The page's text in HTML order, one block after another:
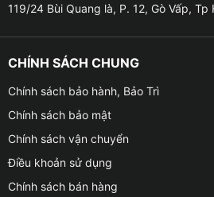
VF3 thường xuyên?
✪ Bởi vì lốp xe thường mất áp
(khoảng 0.1 bar mỗi tháng, hoặc
bạn có thể tránh được một số
tiêu thụ nhiều hơn, độ bám
phanh tăng, lốp xe bị mòn sớm
✪ Việc duy trì áp suất lốp được
VinFast giúp cho chiếc xe của
119/24 Bùi Quang là, P. 12, Gò Vấp, Tp
CHÍNH SÁCH CHUNG
Chính sách bảo hành, Bảo Trì
Chính sách bảo mật
Chính sách vận chuyển
Điều khoản sử dụng
Chính sách bán hàng